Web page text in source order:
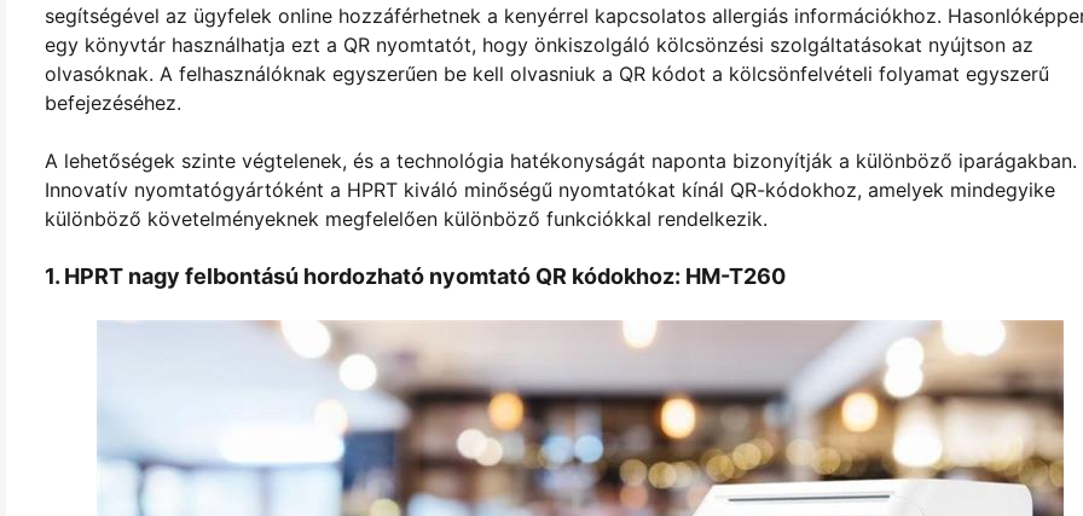
segítségével az ügyfelek online hozzáférhetnek a kenyérrel kapcsolatos allergiás információkhoz.
egy könyvtár használhatja ezt a QR nyomtatót, hogy önkiszolgáló kölcsönzési szolgáltatásokat nyújtson az
olvasóknak. A felhasználóknak egyszerűen be kell olvasniuk a QR kódot a kölcsönfelvételi folyamat egyszerű
befejezéséhez.
A lehetőségek szinte végtelenek, és a technológia hatékonyságát naponta bizonyítják a különböző iparágakban.
Innovatív nyomtatógyártóként a HPRT kiváló minőségű nyomtatókat kínál QR-kódokhoz, amelyek mindegyike
különböző követelményeknek megfelelően különböző funkciókkal rendelkezik.
1. HPRT nagy felbontású hordozható nyomtató QR kódokhoz: HM-T260